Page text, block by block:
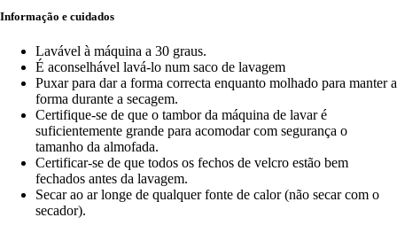
Informação e cuidados
Lavável à máquina a 30 graus.
É aconselhável lavá-lo num saco de lavagem
Puxar para dar a forma correcta enquanto molhado para manter a
forma durante a secagem.
Certifique-se de que o tambor da máquina de lavar é
suficientemente grande para acomodar com segurança o
tamanho da almofada.
Certificar-se de que todos os fechos de velcro estão bem
fechados antes da lavagem.
Secar ao ar longe de qualquer fonte de calor (não secar com o
secador).